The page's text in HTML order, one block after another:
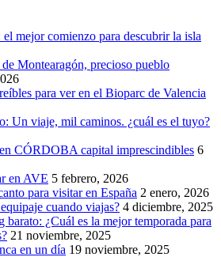
mejor comienzo para descubrir la isla
Montearagón, precioso pueblo
para ver en el Bioparc de Valencia
Un viaje, mil caminos. ¿cuál es el tuyo?
CÓRDOBA capital imprescindibles 6
en AVE 5 febrero, 2026
para visitar en España 2 enero, 2026
cuando viajas? 4 diciembre, 2025
barato: ¿Cuál es la mejor temporada para
21 noviembre, 2025
en un día 19 noviembre, 2025